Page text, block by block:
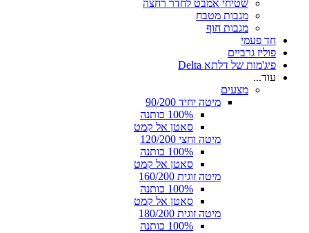
שטיחי אמבט לחדר רחצה
מגבות מטבח
מגבות חוף
חד פעמי
פוליז גרביים
פיג'מות של דלתא Delta
עוד...
מצעים
מיטה יחיד 90/200
100% כותנה
סאטן אל קמט
מיטה וחצי 120/200
100% כותנה
סאטן אל קמט
מיטה זוגית 160/200
100% כותנה
סאטן אל קמט
מיטה זוגית 180/200
100% כותנה